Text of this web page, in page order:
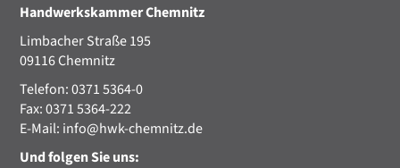
Handwerkskammer Chemnitz
Limbacher Straße 195
09116 Chemnitz
Telefon: 0371 5364-0
Fax: 0371 5364-222
E-Mail: info@hwk-chemnitz.de
Und folgen Sie uns: